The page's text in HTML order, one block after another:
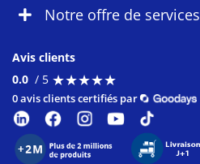
Notre offre de services
Avis clients
0.0 / 5 ★★★★★
★★★★★
0 avis clients certifiés par